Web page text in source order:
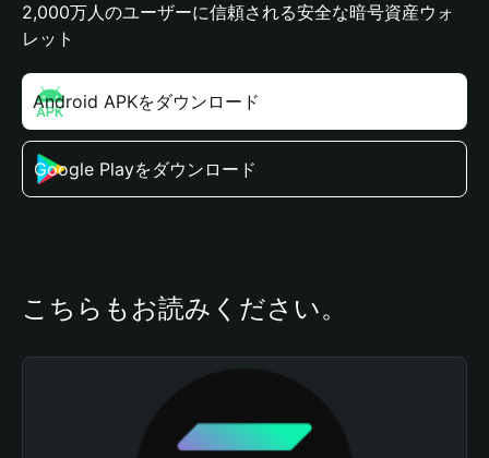
2,000万人のユーザーに信頼される安全な暗号資産ウォ
レット
Android APKをダウンロード
Google Playをダウンロード
こちらもお読みください。